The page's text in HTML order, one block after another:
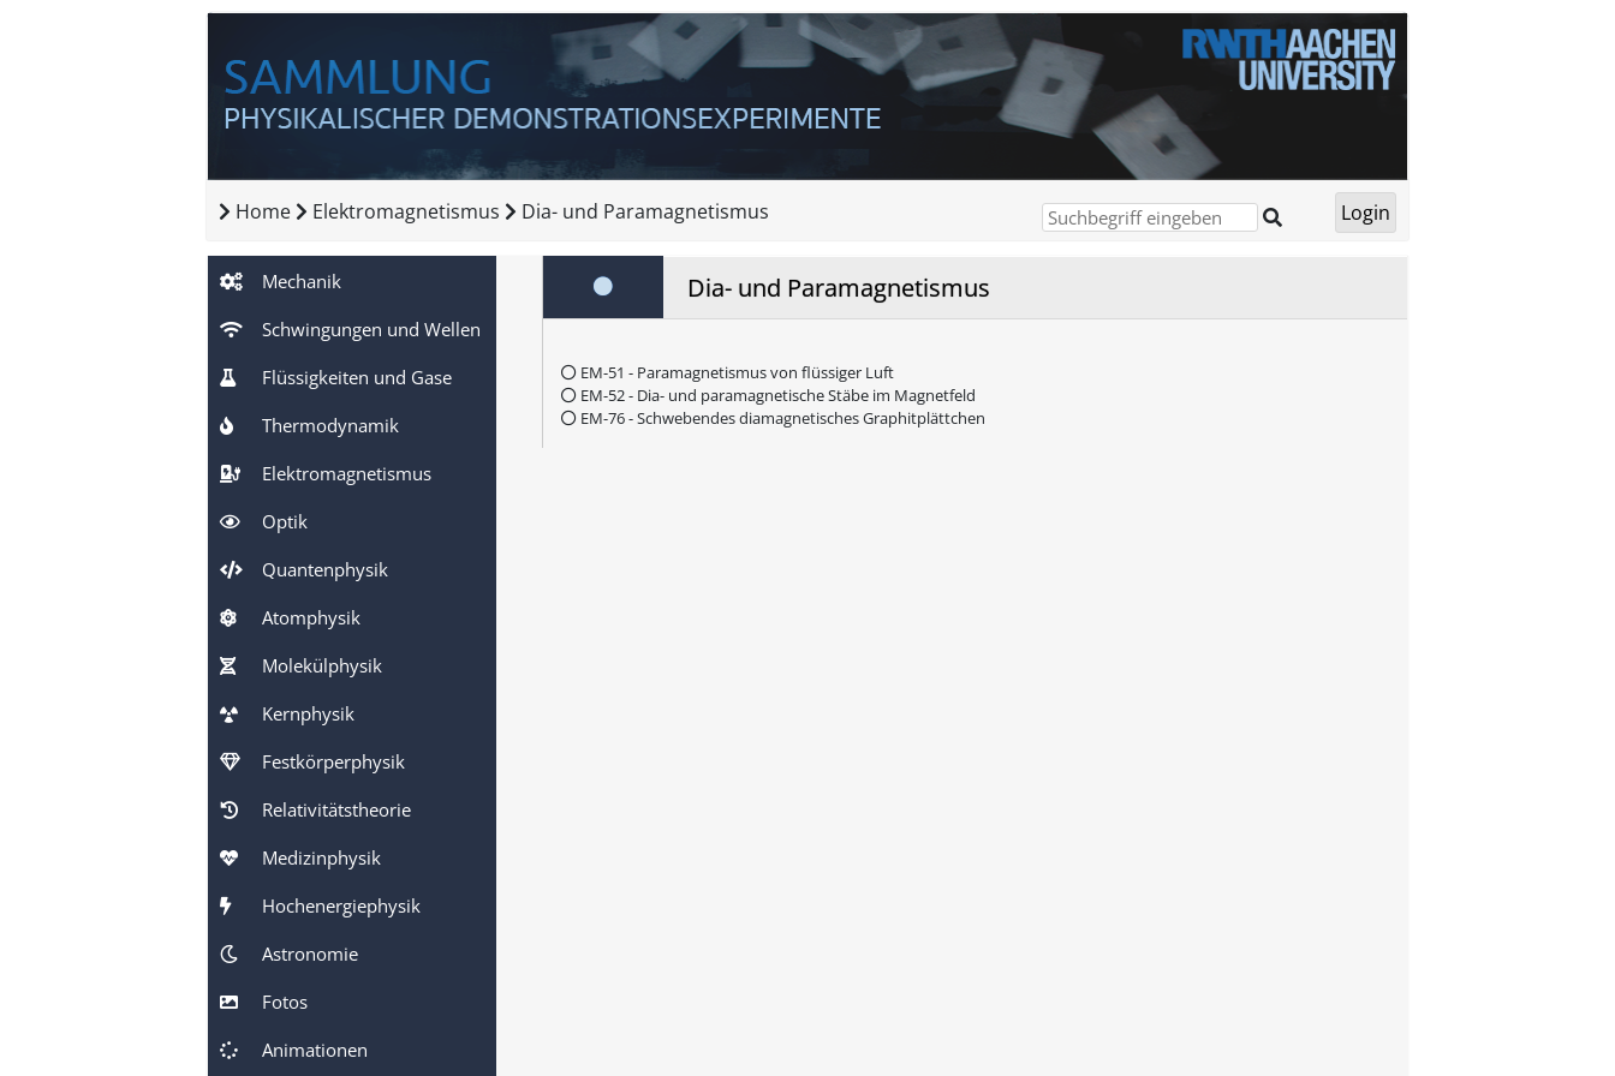
Home Elektromagnetismus Dia- und Paramagnetismus
Mechanik
Schwingungen und Wellen
Flüssigkeiten und Gase
Thermodynamik
Elektromagnetismus
Optik
Quantenphysik
Atomphysik
Molekülphysik
Kernphysik
Festkörperphysik
Relativitätstheorie
Medizinphysik
Hochenergiephysik
Astronomie
Fotos
Animationen
Dia- und Paramagnetismus
EM-51 - Paramagnetismus von flüssiger Luft
EM-52 - Dia- und paramagnetische Stäbe im Magnetfeld
EM-76 - Schwebendes diamagnetisches Graphitplättchen